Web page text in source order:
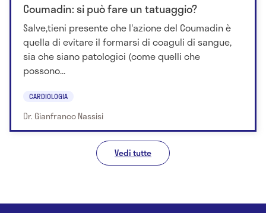
Coumadin: si può fare un tatuaggio?
Salve,tieni presente che l'azione del Coumadin è
quella di evitare il formarsi di coaguli di sangue,
sia che siano patologici (come quelli che
possono...
CARDIOLOGIA
Dr. Gianfranco Nassisi
Vedi tutte